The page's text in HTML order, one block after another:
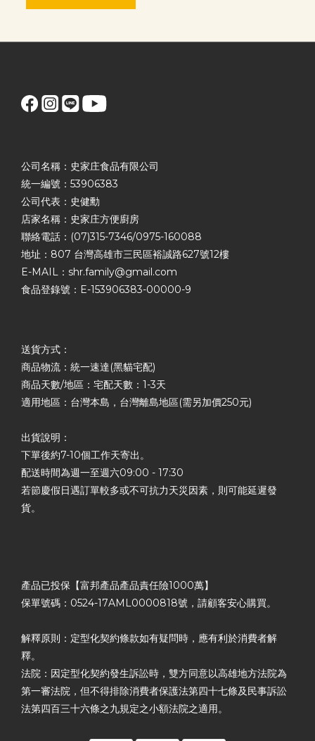
公司名稱：史家庄食品有限公司
統一編號：53906383
公司代表：史健勳
店家名稱：史家庄方便廚房
聯絡電話：(07)315-7346/0975-160088
地址：807 台灣高雄市三民區裕誠路627號12樓
E-MAIL：shr.family@gmail.com
食品登錄號：E-153906383-00000-9
送貨方式：
商品物流：統一速達(黑貓宅配)
商品天數/地區：宅配天數：1-3天
適用地區：台灣本島，台灣離島地區(需另加價250元)
出貨說明：
下單後約7-10個工作天寄出。
配送時間為週一至週六09:00 - 17:30
若節慶假日遇訂單較多或不可抗力天災因素，則可能延遲發
貨。
產品已投保【富邦產品產品責任險1000萬】
保單號碼：0524-17AML0000818號，請顧客安心購買。
解釋原則：定型化契約條款如有疑問時，應有利於消費者解
釋。
法院：因定型化契約發生訴訟時，雙方同意以高雄地方法院為
第一審法院，但不得排除消費者保護法第四十七條及民事訴訟
法第四百三十六條之九規定之小額法院之適用。